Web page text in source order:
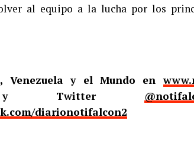
al equipo a la lucha por los
Venezuela y el Mundo en
diarionotifalcon2